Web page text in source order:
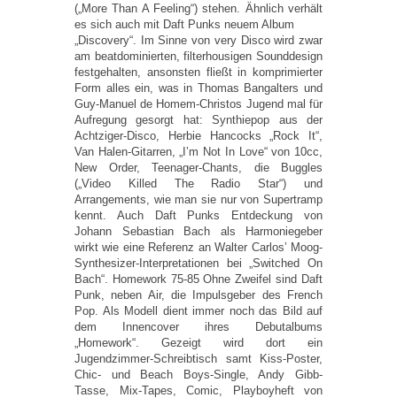
(„More Than A Feeling“) stehen. Ähnlich verhält
es sich auch mit Daft Punks neuem Album
„Discovery“. Im Sinne von very Disco wird zwar
am beatdominierten, filterhousigen Sounddesign
festgehalten, ansonsten fließt in komprimierter
Form alles ein, was in Thomas Bangalters und
Guy-Manuel de Homem-Christos Jugend mal für
Aufregung gesorgt hat: Synthiepop aus der
Achtziger-Disco, Herbie Hancocks „Rock It“,
Van Halen-Gitarren, „I’m Not In Love“ von 10cc,
New Order, Teenager-Chants, die Buggles
(„Video Killed The Radio Star“) und
Arrangements, wie man sie nur von Supertramp
kennt. Auch Daft Punks Entdeckung von
Johann Sebastian Bach als Harmoniegeber
wirkt wie eine Referenz an Walter Carlos’ Moog-
Synthesizer-Interpretationen bei „Switched On
Bach“. Homework 75-85 Ohne Zweifel sind Daft
Punk, neben Air, die Impulsgeber des French
Pop. Als Modell dient immer noch das Bild auf
dem Innencover ihres Debutalbums
„Homework“. Gezeigt wird dort ein
Jugendzimmer-Schreibtisch samt Kiss-Poster,
Chic- und Beach Boys-Single, Andy Gibb-
Tasse, Mix-Tapes, Comic, Playboyheft von